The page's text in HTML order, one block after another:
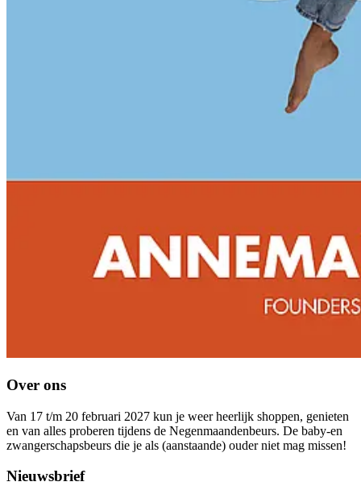
Over ons
Van 17 t/m 20 februari 2027 kun je weer heerlijk shoppen, genieten
en van alles proberen tijdens de Negenmaandenbeurs. De baby-en
zwangerschapsbeurs die je als (aanstaande) ouder niet mag missen!
Nieuwsbrief